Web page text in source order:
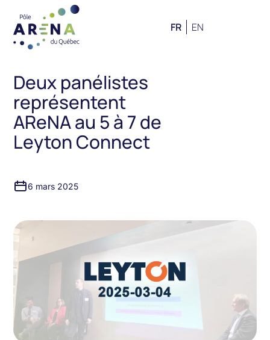
FR EN
Deux panélistes
représentent
AReNA au 5 à 7 de
Leyton Connect
6 mars 2025